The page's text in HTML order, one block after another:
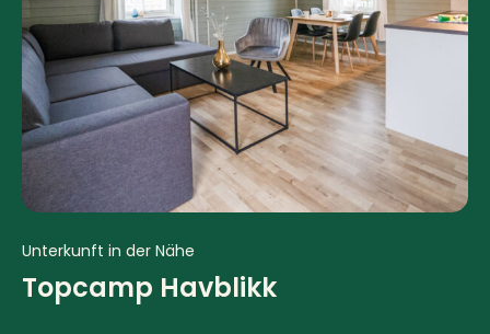
Unterkunft in der Nähe
Topcamp Havblikk